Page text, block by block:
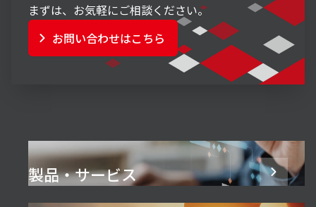
まずは、お気軽にご相談ください。
お問い合わせはこちら
製品・サービス